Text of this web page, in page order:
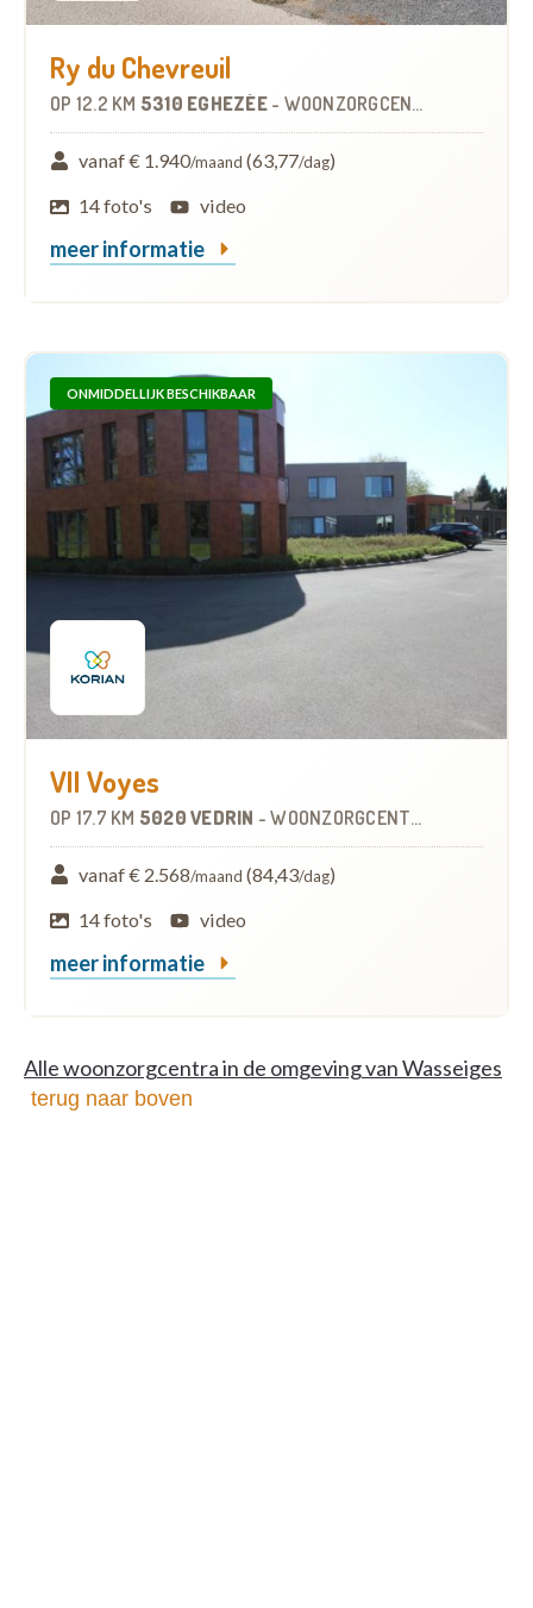
Ry du Chevreuil
OP 12.2 KM 5310 EGHEZÉE - WOONZORGCENTRUM (WZC)
vanaf € 1.940/maand (63,77/dag)
14 foto's
video
meer informatie
ONMIDDELLIJK BESCHIKBAAR
VII Voyes
OP 17.7 KM 5020 VEDRIN -WOONZORGCENTRUM (WZC)
vanaf € 2.568/maand (84,43/dag)
14 foto's
video
meer informatie
Alle woonzorgcentra in de omgeving van Wasseiges
terug naar boven